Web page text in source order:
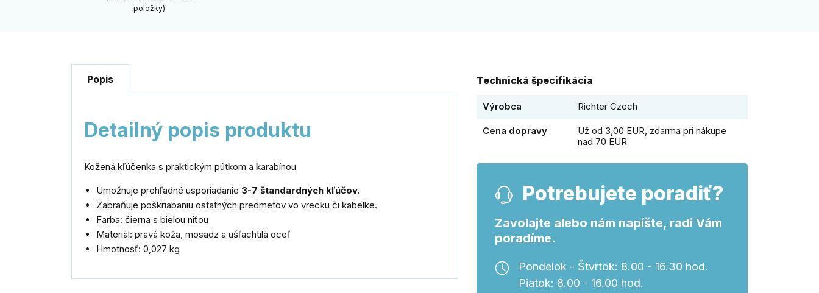
položky)
Popis
Detailný popis produktu
Kožená kľúčenka s praktickým pútkom a karabínou
Umožnuje prehľadné usporiadanie 3-7 štandardných kľúčov.
Zabraňuje poškriabaniu ostatných predmetov vo vrecku či kabelke.
Farba: čierna s bielou niťou
Materiál: pravá koža, mosadz a ušľachtilá oceľ
Hmotnosť: 0,027 kg
Technická špecifikácia
Výrobca Richter Czech
Cena dopravy
Už od 3,00 EUR, zdarma pri nákupe
nad 70 EUR
Potrebujete poradiť?
Zavolajte alebo nám napíšte, radi Vám
poradíme.
Pondelok - Štvrtok: 8.00 - 16.30 hod.
Piatok: 8.00 - 16.00 hod.